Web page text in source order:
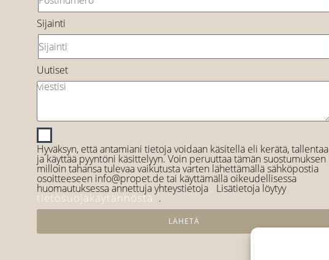
Sijainti
Uutiset
Hyväksyn, että antamiani tietoja voidaan käsitellä eli kerätä, tallentaa
ja käyttää pyyntöni käsittelyyn. Voin peruuttaa tämän suostumuksen
milloin tahansa tulevaa vaikutusta varten lähettämällä sähköpostia
osoitteeseen info@propet.de tai käyttämällä oikeudellisessa
huomautuksessa annettuja yhteystietoja . Lisätietoja löytyy
tietosuojakäytännöstä.
LÄHETÄ